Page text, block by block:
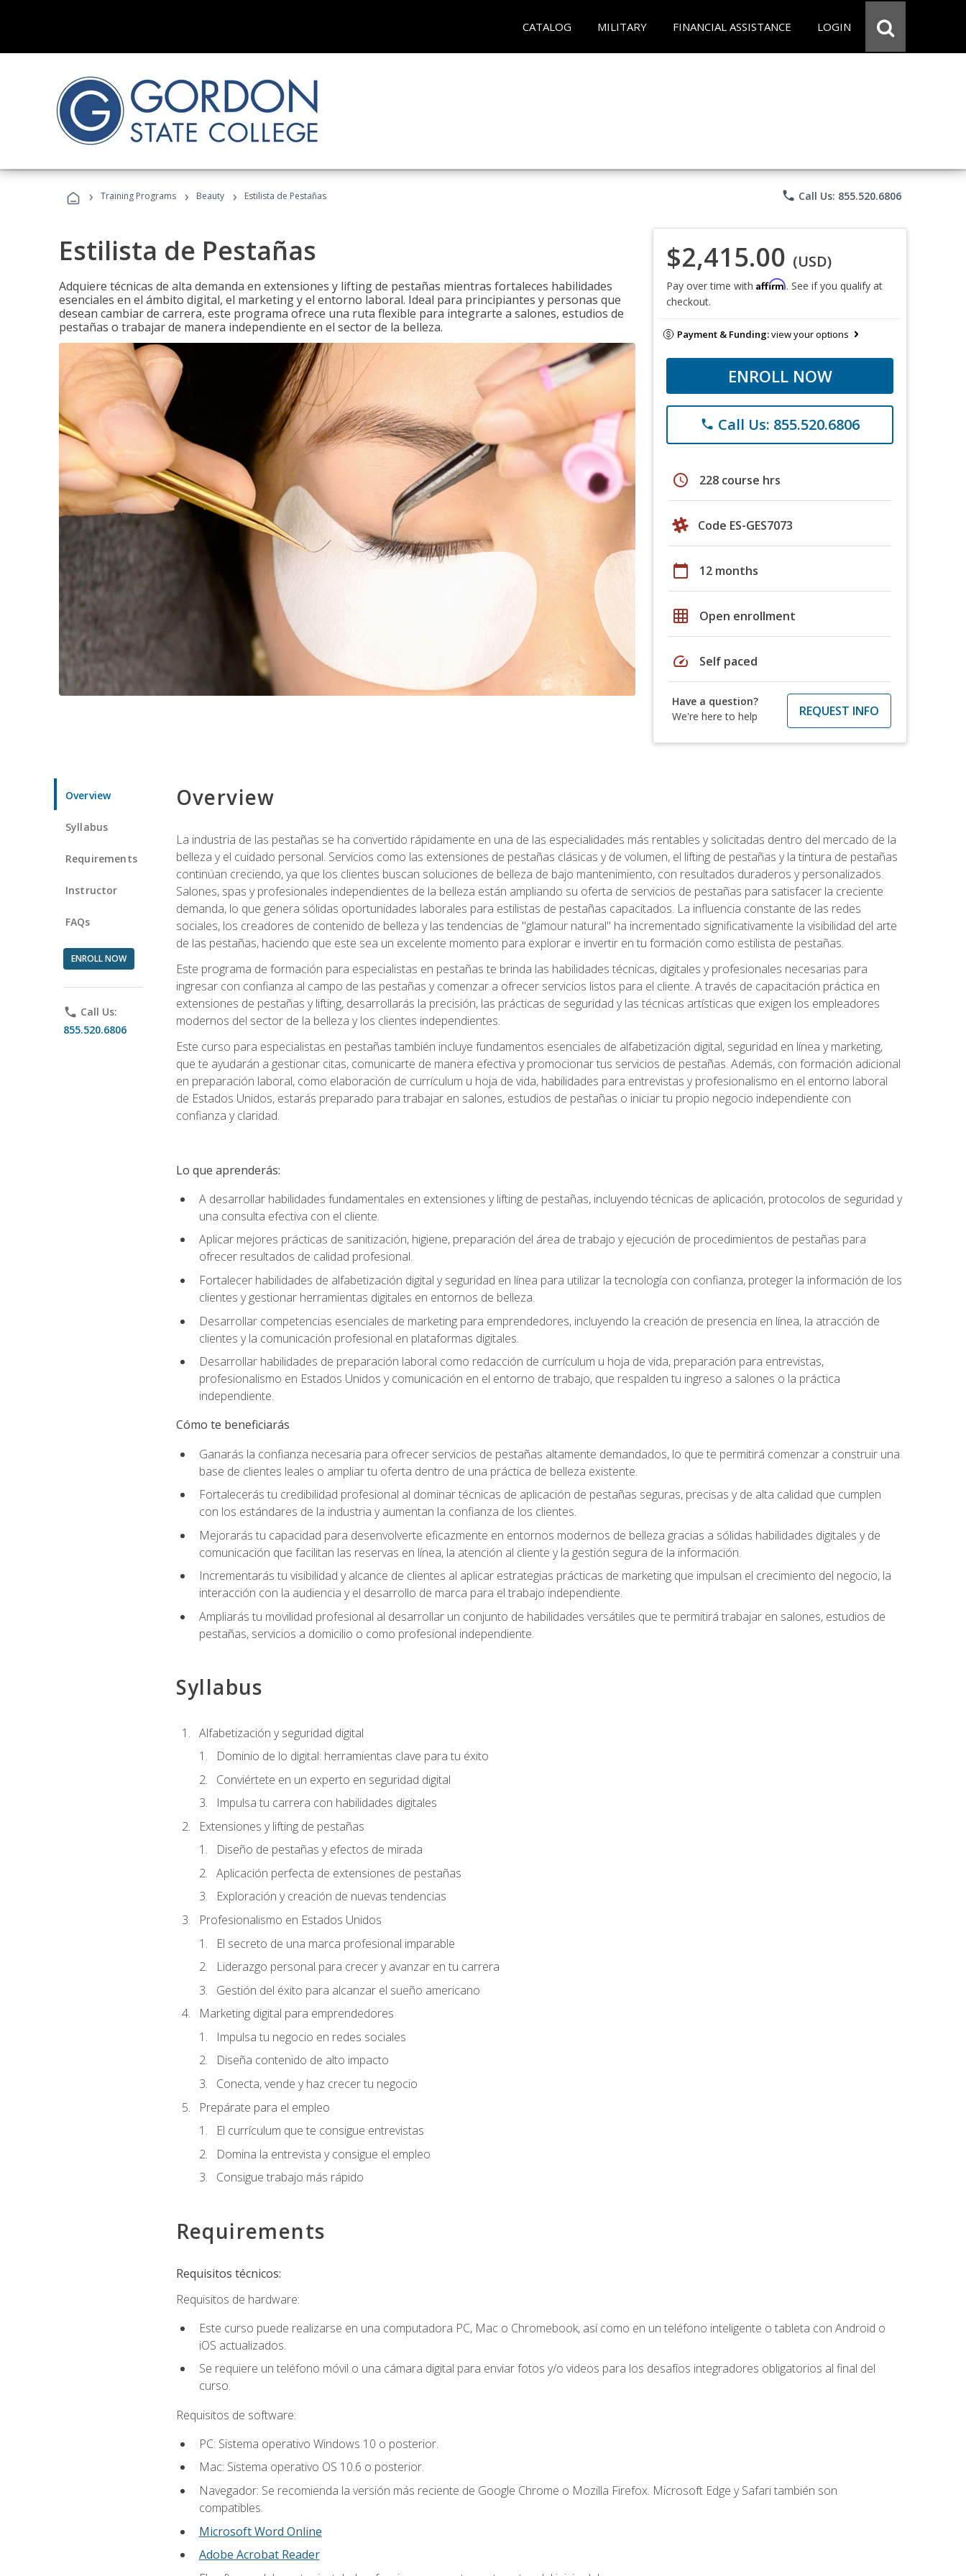
CATALOG MILITARY FINANCIAL ASSISTANCE LOGIN
› Training Programs › Beauty › Estilista de Pestañas phone Call Us: 855.520.6806
Estilista de Pestañas
Adquiere técnicas de alta demanda en extensiones y lifting de pestañas mientras fortaleces habilidades
esenciales en el ámbito digital, el marketing y el entorno laboral. Ideal para principiantes y personas que
desean cambiar de carrera, este programa ofrece una ruta flexible para integrarte a salones, estudios de
pestañas o trabajar de manera independiente en el sector de la belleza.
$2,415.00 (USD)
Pay over time with Affirm. See if you qualify at
checkout.
Payment & Funding:view your options
ENROLL NOW
phone Call Us: 855.520.6806
schedule 228 course hrs
Code ES-GES7073
calendar_today 12 months
grid_on Open enrollment
speed Self paced
Have a question?
We're here to help
REQUEST INFO
Overview
Syllabus
Requirements
Instructor
FAQs
ENROLL NOW
phone Call Us:
855.520.6806
Overview
La industria de las pestañas se ha convertido rápidamente en una de las especialidades más rentables y solicitadas dentro del mercado de la
belleza y el cuidado personal. Servicios como las extensiones de pestañas clásicas y de volumen, el lifting de pestañas y la tintura de pestañas
continúan creciendo, ya que los clientes buscan soluciones de belleza de bajo mantenimiento, con resultados duraderos y personalizados.
Salones, spas y profesionales independientes de la belleza están ampliando su oferta de servicios de pestañas para satisfacer la creciente
demanda, lo que genera sólidas oportunidades laborales para estilistas de pestañas capacitados. La influencia constante de las redes
sociales, los creadores de contenido de belleza y las tendencias de "glamour natural" ha incrementado significativamente la visibilidad del arte
de las pestañas, haciendo que este sea un excelente momento para explorar e invertir en tu formación como estilista de pestañas.
Este programa de formación para especialistas en pestañas te brinda las habilidades técnicas, digitales y profesionales necesarias para
ingresar con confianza al campo de las pestañas y comenzar a ofrecer servicios listos para el cliente. A través de capacitación práctica en
extensiones de pestañas y lifting, desarrollarás la precisión, las prácticas de seguridad y las técnicas artísticas que exigen los empleadores
modernos del sector de la belleza y los clientes independientes.
Este curso para especialistas en pestañas también incluye fundamentos esenciales de alfabetización digital, seguridad en línea y marketing,
que te ayudarán a gestionar citas, comunicarte de manera efectiva y promocionar tus servicios de pestañas. Además, con formación adicional
en preparación laboral, como elaboración de currículum u hoja de vida, habilidades para entrevistas y profesionalismo en el entorno laboral
de Estados Unidos, estarás preparado para trabajar en salones, estudios de pestañas o iniciar tu propio negocio independiente con
confianza y claridad.
Lo que aprenderás:
A desarrollar habilidades fundamentales en extensiones y lifting de pestañas, incluyendo técnicas de aplicación, protocolos de seguridad y
una consulta efectiva con el cliente.
Aplicar mejores prácticas de sanitización, higiene, preparación del área de trabajo y ejecución de procedimientos de pestañas para
ofrecer resultados de calidad profesional.
Fortalecer habilidades de alfabetización digital y seguridad en línea para utilizar la tecnología con confianza, proteger la información de los
clientes y gestionar herramientas digitales en entornos de belleza.
Desarrollar competencias esenciales de marketing para emprendedores, incluyendo la creación de presencia en línea, la atracción de
clientes y la comunicación profesional en plataformas digitales.
Desarrollar habilidades de preparación laboral como redacción de currículum u hoja de vida, preparación para entrevistas,
profesionalismo en Estados Unidos y comunicación en el entorno de trabajo, que respalden tu ingreso a salones o la práctica
independiente.
Cómo te beneficiarás
Ganarás la confianza necesaria para ofrecer servicios de pestañas altamente demandados, lo que te permitirá comenzar a construir una
base de clientes leales o ampliar tu oferta dentro de una práctica de belleza existente.
Fortalecerás tu credibilidad profesional al dominar técnicas de aplicación de pestañas seguras, precisas y de alta calidad que cumplen
con los estándares de la industria y aumentan la confianza de los clientes.
Mejorarás tu capacidad para desenvolverte eficazmente en entornos modernos de belleza gracias a sólidas habilidades digitales y de
comunicación que facilitan las reservas en línea, la atención al cliente y la gestión segura de la información.
Incrementarás tu visibilidad y alcance de clientes al aplicar estrategias prácticas de marketing que impulsan el crecimiento del negocio, la
interacción con la audiencia y el desarrollo de marca para el trabajo independiente.
Ampliarás tu movilidad profesional al desarrollar un conjunto de habilidades versátiles que te permitirá trabajar en salones, estudios de
pestañas, servicios a domicilio o como profesional independiente.
Syllabus
Alfabetización y seguridad digital
Dominio de lo digital: herramientas clave para tu éxito
Conviértete en un experto en seguridad digital
Impulsa tu carrera con habilidades digitales
Extensiones y lifting de pestañas
Diseño de pestañas y efectos de mirada
Aplicación perfecta de extensiones de pestañas
Exploración y creación de nuevas tendencias
Profesionalismo en Estados Unidos
El secreto de una marca profesional imparable
Liderazgo personal para crecer y avanzar en tu carrera
Gestión del éxito para alcanzar el sueño americano
Marketing digital para emprendedores
Impulsa tu negocio en redes sociales
Diseña contenido de alto impacto
Conecta, vende y haz crecer tu negocio
Prepárate para el empleo
El currículum que te consigue entrevistas
Domina la entrevista y consigue el empleo
Consigue trabajo más rápido
Requirements
Requisitos técnicos:
Requisitos de hardware:
Este curso puede realizarse en una computadora PC, Mac o Chromebook, así como en un teléfono inteligente o tableta con Android o
iOS actualizados.
Se requiere un teléfono móvil o una cámara digital para enviar fotos y/o videos para los desafíos integradores obligatorios al final del
curso.
Requisitos de software:
PC: Sistema operativo Windows 10 o posterior.
Mac: Sistema operativo OS 10.6 o posterior.
Navegador: Se recomienda la versión más reciente de Google Chrome o Mozilla Firefox. Microsoft Edge y Safari también son
compatibles.
Microsoft Word Online
Adobe Acrobat Reader